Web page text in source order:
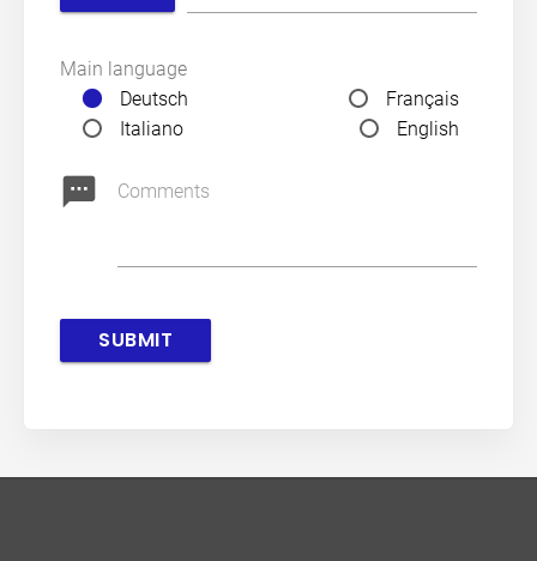
Main language
Deutsch
Français
Italiano
English
textsms Comments